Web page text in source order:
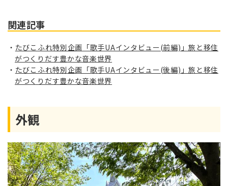
関連記事
たびこふれ特別企画「歌手UAインタビュー(前編)」旅と移住
がつくりだす豊かな音楽世界
たびこふれ特別企画「歌手UAインタビュー(後編)」旅と移住
がつくりだす豊かな音楽世界
外観